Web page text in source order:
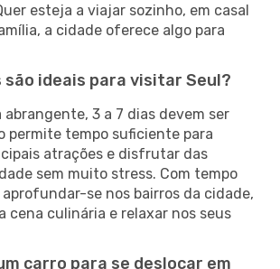
esteja a viajar sozinho, em casal
a cidade oferece algo para
são ideais para visitar Seul?
abrangente, 3 a 7 dias devem ser
permite tempo suficiente para
atrações e disfrutar das
sem muito stress. Com tempo
se nos bairros da cidade,
cena culinária e relaxar nos seus
carro para se deslocar em